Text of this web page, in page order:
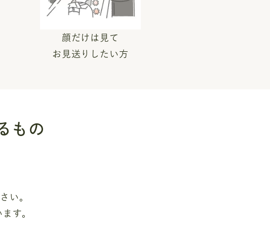
顔だけは見て
お見送りしたい方
もの
い。
す。